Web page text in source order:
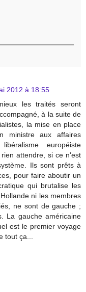
2012 à 18:55
les traités seront
à la suite de
la mise en place
ministre aux affaires
européiste
attendre, si ce n'est
Ils sont prêts à
pour faire aboutir un
qui brutalise les
ni les membres
ne sont de gauche ;
La gauche américaine
est le premier voyage
tout ça...